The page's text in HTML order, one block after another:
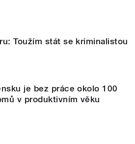
Toužím stát se kriminalistou
je bez práce okolo 100
v produktivním věku